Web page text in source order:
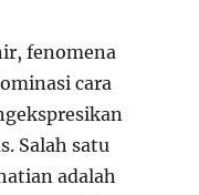
fenomena
cara
Salah satu
adalah